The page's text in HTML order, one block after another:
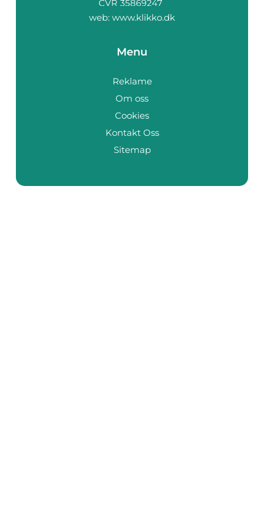
web: www.klikko.dk
Menu
Reklame
Om oss
Cookies
Kontakt Oss
Sitemap